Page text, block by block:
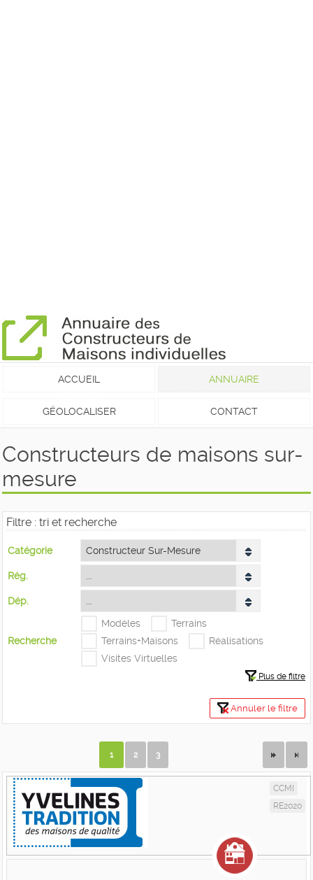
ACCUEIL ANNUAIRE
GÉOLOCALISER CONTACT
Constructeurs de maisons sur-
mesure
Filtre : tri et recherche
Catégorie
Rég.
Dép.
Recherche
Modéles
Terrains
Terrains+Maisons
Réalisations
Visites Virtuelles
Plus de filtre
Annuler le filtre
1 2 3
CCMI
RE2020